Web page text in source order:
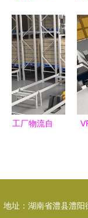
核心驱动与
光伏EVA未
来几年的机
遇
美
件
船
工厂物流自
体化支撑软
地址：湖南省澧县澧